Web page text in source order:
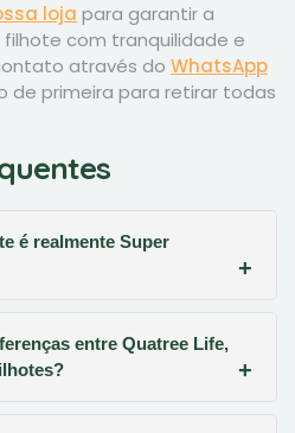
loja para garantir a
com tranquilidade e
através do WhatsApp
de primeira para retirar todas
é realmente Super
entre Quatree Life,